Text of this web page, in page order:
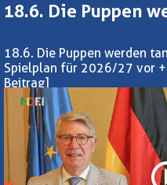
18.6. Die Puppen
18.6. Die Puppen werden
Spielplan für 2026/27 vor
Beitrag]